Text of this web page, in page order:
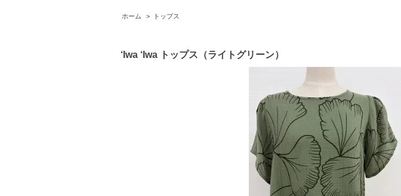
ホーム > トップス
‘Iwa ‘Iwa トップス（ライトグリーン）